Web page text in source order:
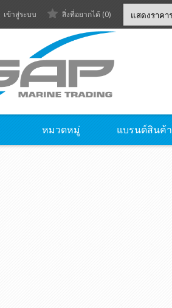
เข้าสู่ระบบ สิ่งที่อยากได้ (0)
หมวดหมู่ แบรนด์สินค้า